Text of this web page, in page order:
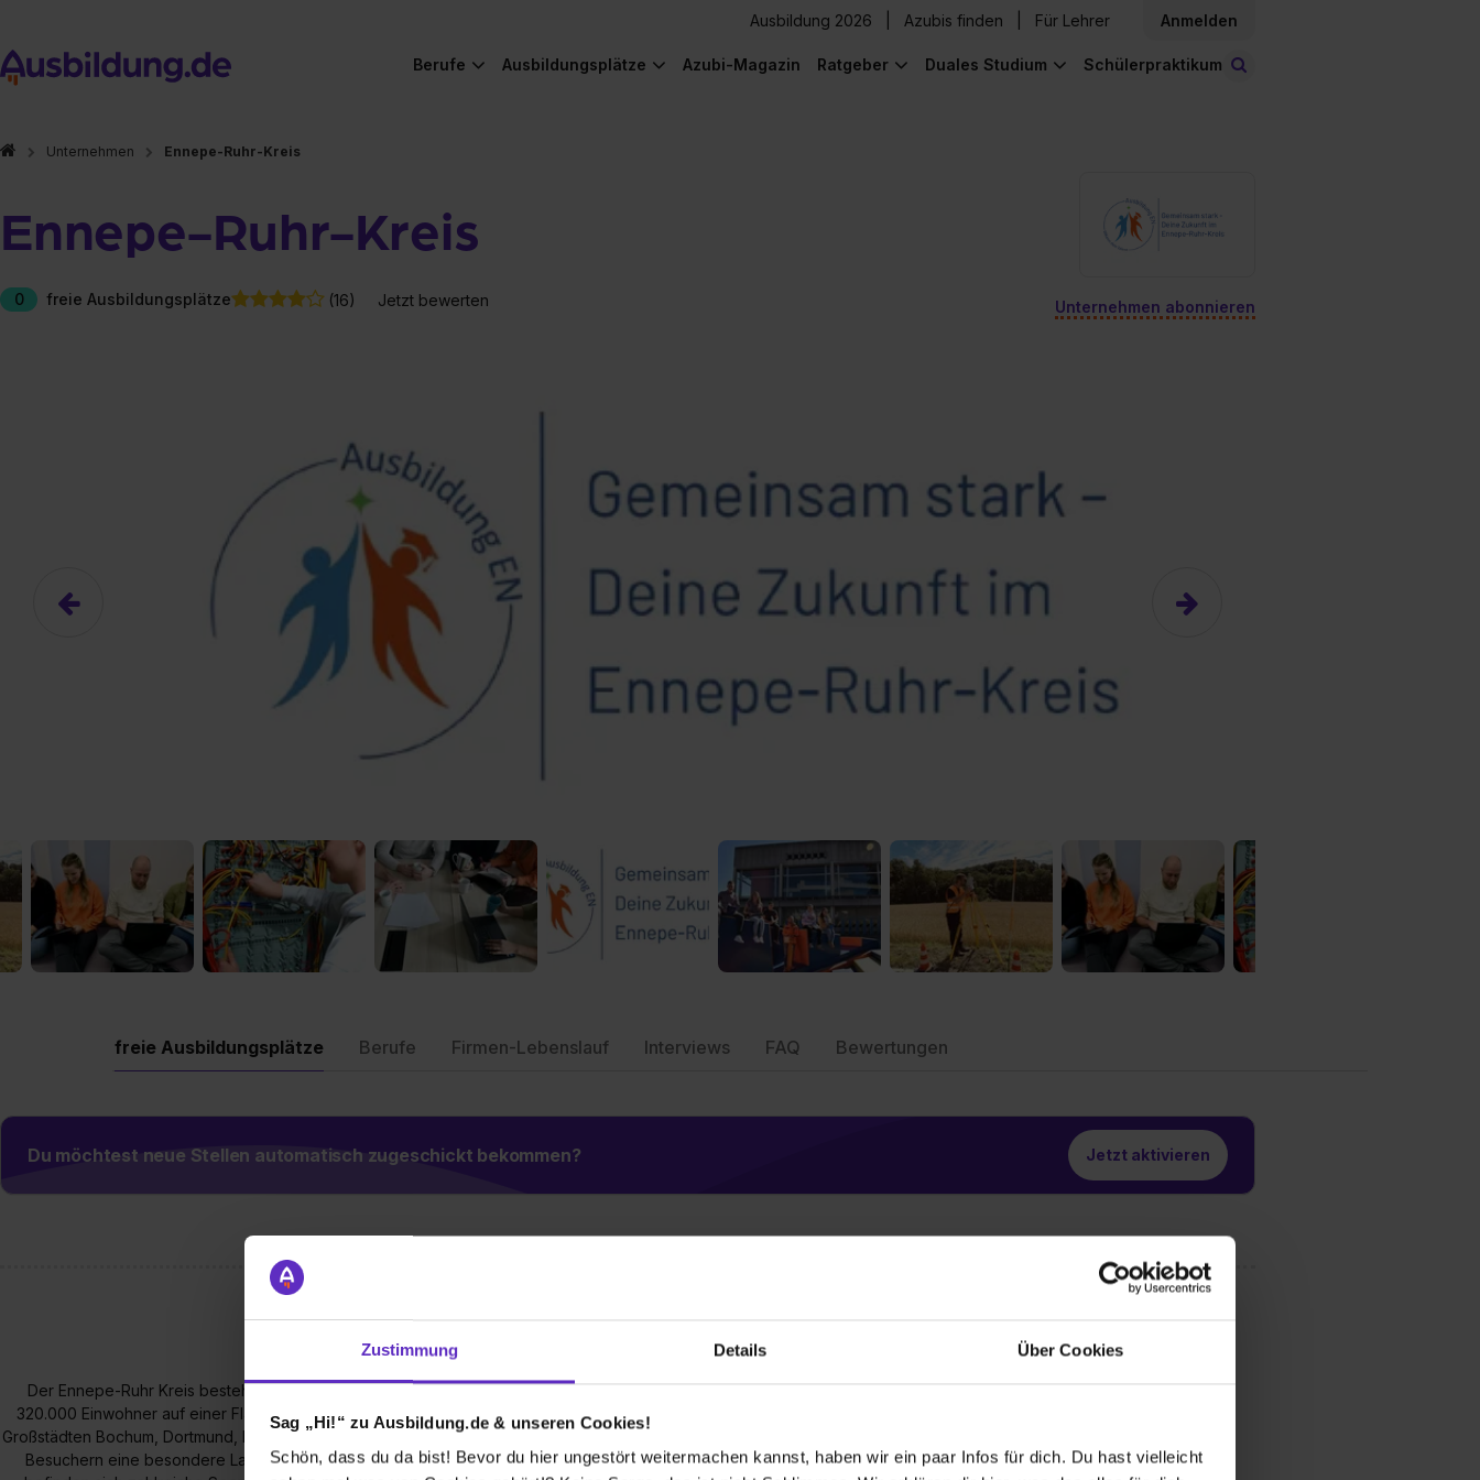
Zustimmung Details Über Cookies
Sag „Hi!“ zu Ausbildung.de & unseren Cookies!
Schön, dass du da bist! Bevor du hier ungestört weitermachen kannst, haben wir ein paar Infos für dich. Du hast vielleicht
Ausbildung 2026 Azubis finden Für Lehrer Anmelden
Berufe Ausbildungsplätze Azubi-Magazin Ratgeber Duales Studium Schülerpraktikum
Unternehmen Ennepe-Ruhr-Kreis
Ennepe-Ruhr-Kreis
0 freie Ausbildungsplätze (16) Jetzt bewerten Unternehmen abonnieren
freie Ausbildungsplätze Berufe Firmen-Lebenslauf Interviews FAQ Bewertungen
Du möchtest neue Stellen automatisch zugeschickt bekommen? Jetzt aktivieren
Wusstest du schon, dass...
Der Ennepe-Ruhr Kreis besteht aus insgesamt neun Städten und Gemeinden. Im Kreisgebiet leben ca.
320.000 Einwohner auf einer Fläche von 408 km². In einer guten Lage zu den unmittelbar angrenzenden
Großstädten Bochum, Dortmund, Hagen und Wuppertal bietet der Ennepe Ruhr Kreis seinen Bewohnern und
Besuchern eine besondere Landschaft. Ein Drittel des Kreises umfasst Waldflächen und im Kreisgebiet